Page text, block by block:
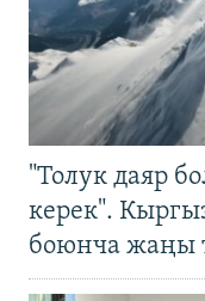
"Толук даяр
керек".
боюнча жаңы